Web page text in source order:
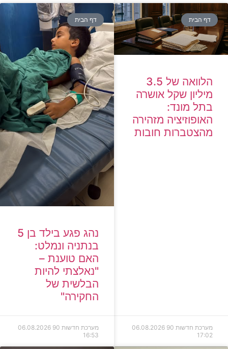
דף הבית
הלוואה של 3.5
מיליון שקל אושרה
בתל מונד:
האופוזיציה מזהירה
מהצטברות חובות
מערכת חדשות 90
06.08.2026
17:02
דף הבית
נהג פגע בילד בן 5
בנתניה ונמלט:
האם טוענת –
"נאלצתי להיות
הבלשית של
החקירה"
מערכת חדשות 90
06.08.2026
16:53